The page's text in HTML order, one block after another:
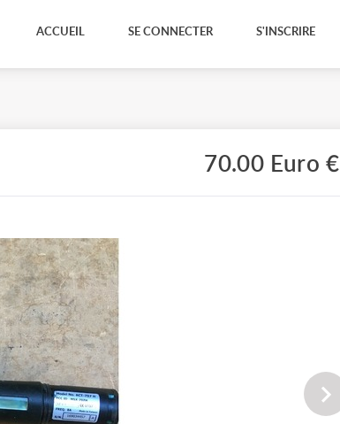
ACCUEIL SE CONNECTER S'INSCRIRE
70.00 Euro €